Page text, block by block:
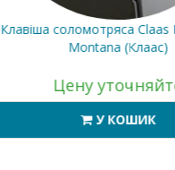
Клавіша соломотряса Claas
Montana (Клаас)
Цену уточняйте
У КОШИК